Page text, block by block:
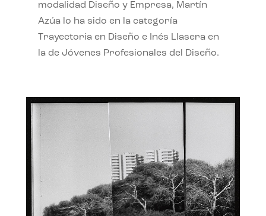
modalidad Diseño y Empresa, Martín
Azúa lo ha sido en la categoría
Trayectoria en Diseño e Inés Llasera en
la de Jóvenes Profesionales del Diseño.